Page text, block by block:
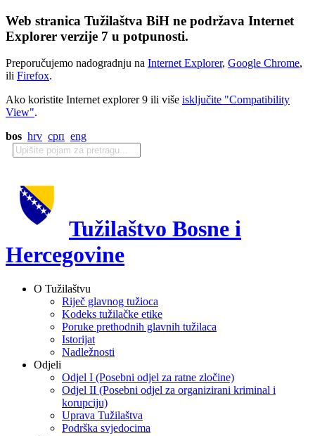
Web stranica Tužilaštva BiH ne podržava Internet
Explorer verzije 7 u potpunosti.
Preporučujemo nadogradnju na Internet Explorer, Google Chrome,
ili Firefox.
Ako koristite Internet explorer 9 ili više isključite "Compatibility
View".
bos hrv срп eng
Tužilaštvo Bosne i
Hercegovine
O Tužilaštvu
Riječ glavnog tužioca
Kodeks tužilačke etike
Poruke prethodnih glavnih tužilaca
Istorijat
Nadležnosti
Odjeli
Odjel I (Posebni odjel za ratne zločine)
Odjel II (Posebni odjel za organizirani kriminal i
korupciju)
Uprava Tužilaštva
Podrška svjedocima